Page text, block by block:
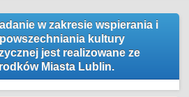
w zakresie wspierania i
kultury
jest realizowane ze
Miasta Lublin.